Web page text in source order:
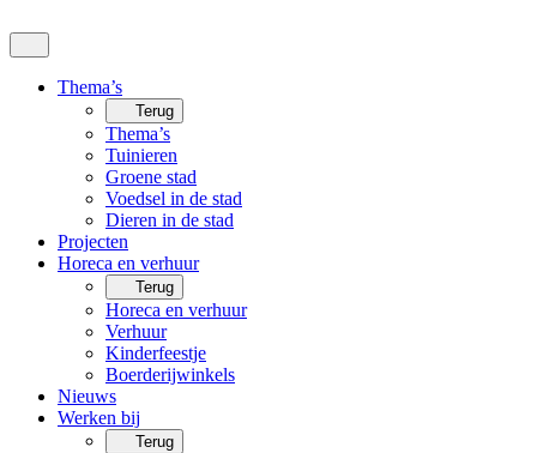
Thema’s
Terug
Thema’s
Tuinieren
Groene stad
Voedsel in de stad
Dieren in de stad
Projecten
Horeca en verhuur
Terug
Horeca en verhuur
Verhuur
Kinderfeestje
Boerderijwinkels
Nieuws
Werken bij
Terug